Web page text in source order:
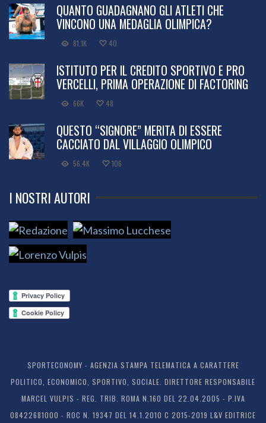
QUANTO GUADAGNANO GLI ATLETI CHE
VINCONO UNA MEDAGLIA OLIMPICA?
81.1K 40
ISTITUTO PER IL CREDITO SPORTIVO E PRO
VERCELLI, PRIMA OPERAZIONE DI FACTORING
66K 48
QUESTO “SIGNORE” MERITA DI ESSERE
CACCIATO DAL VILLAGGIO OLIMPICO
56.4K 106
I NOSTRI AUTORI
SPORTECONOMY - AGENZIA STAMPA TELEMATICA A CARATTERE
POLITICO, ECONOMICO, SPORTIVO, SOCIALE. DIRETTORE RESPONSABILE
MARCEL VULPIS - REG. TRIB. ROMA N.160 DEL 22.04.2005 - P.IVA
08422681000 - ROC N. 19347 DEL 14.1.2010 C 2015-2019 L&V EDITRICE